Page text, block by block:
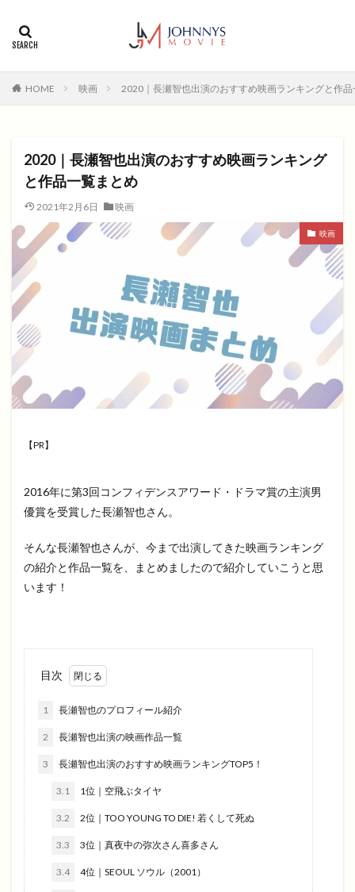
HOME 映画 2020｜長瀬智也出演のおすすめ映画ランキングと作
2020｜長瀬智也出演のおすすめ映画ランキング
と作品一覧まとめ
2021年2月6日 映画
映画
【PR】
2016年に第3回コンフィデンスアワード・ドラマ賞の主演男
優賞を受賞した長瀬智也さん。
そんな長瀬智也さんが、今まで出演してきた映画ランキング
の紹介と作品一覧を、まとめましたので紹介していこうと思
います！
目次
1 長瀬智也のプロフィール紹介
2 長瀬智也出演の映画作品一覧
3 長瀬智也出演のおすすめ映画ランキングTOP5！
3.1 1位｜空飛ぶタイヤ
3.2 2位｜TOO YOUNG TO DIE! 若くして死ぬ
3.3 3位｜真夜中の弥次さん喜多さん
3.4 4位｜SEOUL ソウル（2001）
2018年
2019年 SF アクション
アニメ
ヒューマンドラマ映画
ファンタジー映画
ホラー
青春
検索